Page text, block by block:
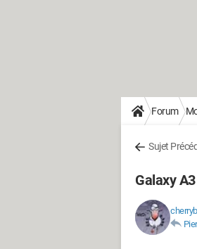
Forum
Sujet
Galaxy A3